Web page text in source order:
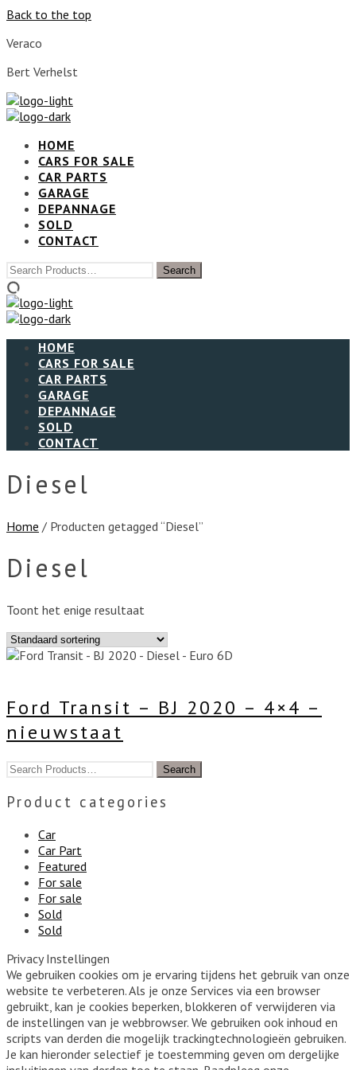
Back to the top
Veraco
Bert Verhelst
HOME
CARS FOR SALE
CAR PARTS
GARAGE
DEPANNAGE
SOLD
CONTACT
HOME
CARS FOR SALE
CAR PARTS
GARAGE
DEPANNAGE
SOLD
CONTACT
Diesel
Home / Producten getagged “Diesel”
Diesel
Toont het enige resultaat
Ford Transit – BJ 2020 – 4×4 –
nieuwstaat
Product categories
Car
Car Part
Featured
For sale
For sale
Sold
Sold
Privacy Instellingen
We gebruiken cookies om je ervaring tijdens het gebruik van onze
website te verbeteren. Als je onze Services via een browser
gebruikt, kan je cookies beperken, blokkeren of verwijderen via
de instellingen van je webbrowser. We gebruiken ook inhoud en
scripts van derden die mogelijk trackingtechnologieën gebruiken.
Je kan hieronder selectief je toestemming geven om dergelijke